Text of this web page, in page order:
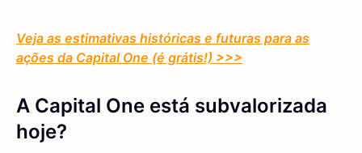
Veja as estimativas históricas e futuras para as
ações da Capital One (é grátis!) >>>
A Capital One está subvalorizada
hoje?